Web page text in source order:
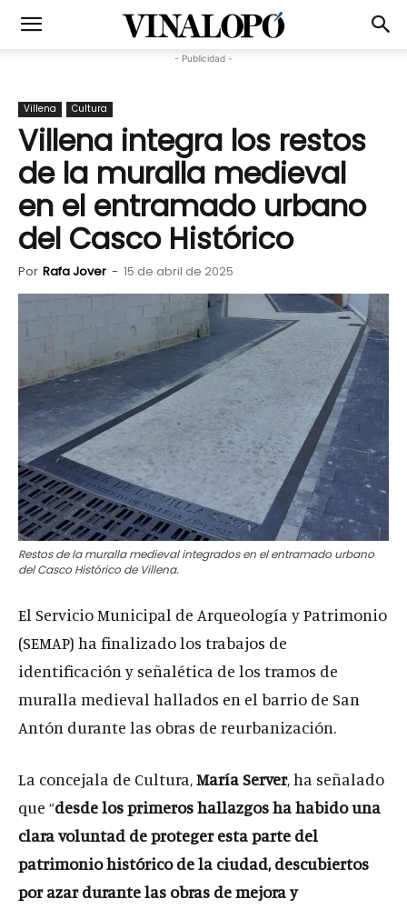
- Publicidad -
Villena Cultura
Villena integra los restos
de la muralla medieval
en el entramado urbano
del Casco Histórico
Por Rafa Jover - 15 de abril de 2025
Restos de la muralla medieval integrados en el entramado urbano
del Casco Histórico de Villena.
El Servicio Municipal de Arqueología y Patrimonio
(SEMAP) ha finalizado los trabajos de
identificación y señalética de los tramos de
muralla medieval hallados en el barrio de San
Antón durante las obras de reurbanización.
La concejala de Cultura,María Server, ha señalado
que “desde los primeros hallazgos ha habido una
clara voluntad de proteger esta parte del
patrimonio histórico de la ciudad, descubiertos
por azar durante las obras de mejora y